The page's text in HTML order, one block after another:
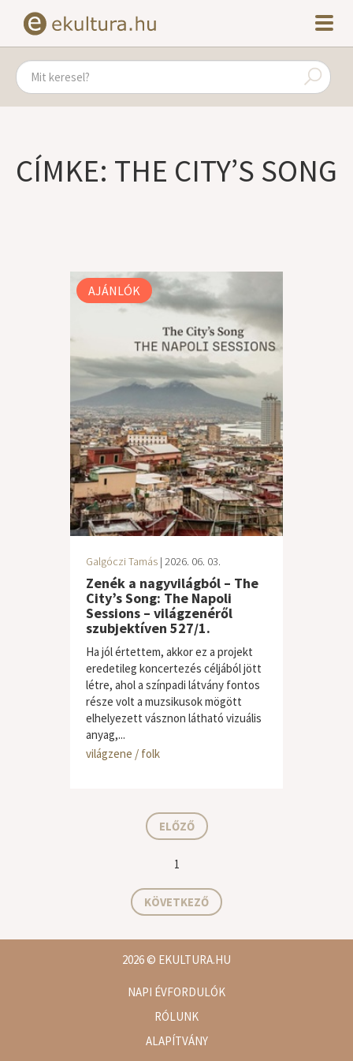
CÍMKE: THE CITY’S SONG
AJÁNLÓK
Galgóczi Tamás | 2026. 06. 03.
Zenék a nagyvilágból – The
City’s Song: The Napoli
Sessions – világzenéről
szubjektíven 527/1.
Ha jól értettem, akkor ez a projekt
eredetileg koncertezés céljából jött
létre, ahol a színpadi látvány fontos
része volt a muzsikusok mögött
elhelyezett vásznon látható vizuális
anyag,...
világzene / folk
ELŐZŐ
1
KÖVETKEZŐ
2026© EKULTURA.HU
NAPI ÉVFORDULÓK
RÓLUNK
ALAPÍTVÁNY